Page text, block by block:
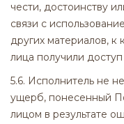
чести, достоинству
связи с
других материалов, к
лица получили
5.6. Исполнитель не
ущерб, понесенный
лицом в результате